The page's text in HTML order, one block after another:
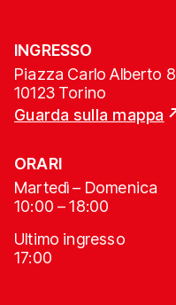
INGRESSO
Piazza Carlo Alberto 8
10123 Torino
Guarda sulla mappa
ORARI
Martedì – Domenica
10:00 – 18:00
Ultimo ingresso
17:00